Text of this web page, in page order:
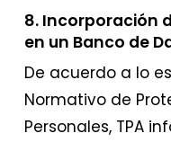
​8. Incorporación
en un Banco de
De acuerdo a lo
Normativo de
Personales, TPA